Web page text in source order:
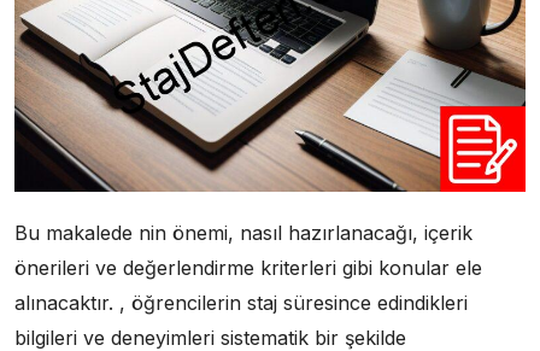
Bu makalede nin önemi, nasıl hazırlanacağı, içerik
önerileri ve değerlendirme kriterleri gibi konular ele
alınacaktır. , öğrencilerin staj süresince edindikleri
bilgileri ve deneyimleri sistematik bir şekilde